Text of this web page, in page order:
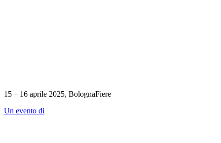
15 – 16 aprile 2025, BolognaFiere
Un evento di